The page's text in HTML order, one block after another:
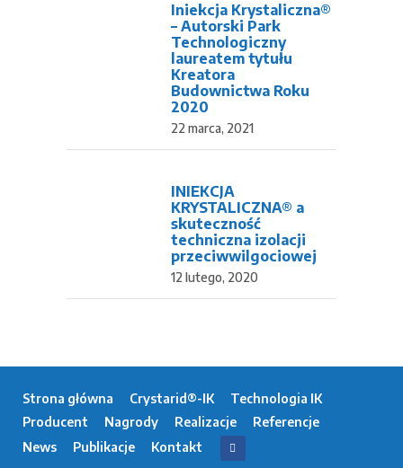
Iniekcja Krystaliczna®
– Autorski Park
Technologiczny
laureatem tytułu
Kreatora
Budownictwa Roku
2020
22 marca, 2021
INIEKCJA
KRYSTALICZNA® a
skuteczność
techniczna izolacji
przeciwwilgociowej
12 lutego, 2020
Strona główna Crystarid®-IK
Technologia IK
Producent
Nagrody Realizacje
Referencje
News
Publikacje
Kontakt